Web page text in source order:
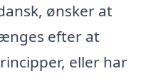
ønsker at
efter at
eller har